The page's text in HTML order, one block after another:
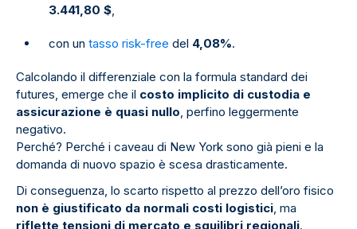
3.441,80 $
con un tasso risk-free del 4,08%.
Calcolando il differenziale con la formula standard dei
futures, emerge che il costo implicito di custodia e
assicurazione è quasi nullo , perfino leggermente
negativo.
Perché? Perché i caveau di New York sono già pieni e la
domanda di nuovo spazio è scesa drasticamente.
Di conseguenza, lo scarto rispetto al prezzo dell’oro fisico
non è giustificato da normali costi logistici , ma
riflette tensioni di mercato e squilibri regionali.